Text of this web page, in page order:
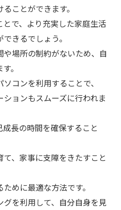
ことができます。
で、より充実した家庭生活
きるでしょう。
や場所の制約がないため、自
。
コンを利用することで、
ョンもスムーズに行われま
長の時間を確保すること
、家事に支障をきたすこと
めに最適な方法です。
を利用して、自分自身を見